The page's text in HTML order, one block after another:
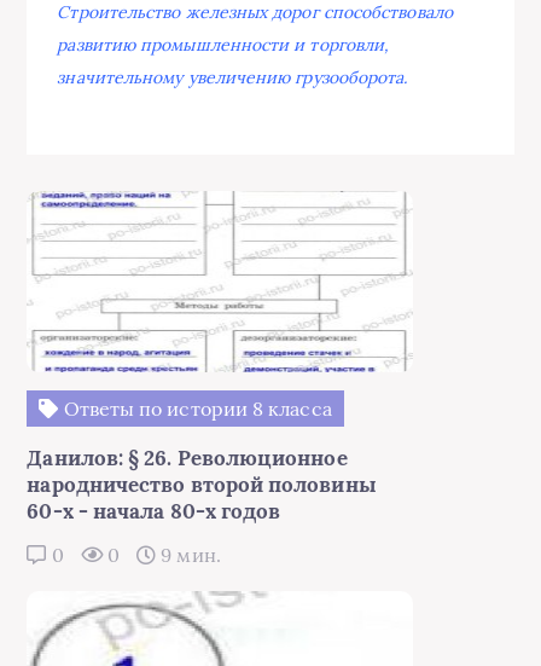
Строительство железных дорог способствовало
развитию промышленности и торговли,
значительному увеличению грузооборота.
Ответы по истории 8 класса
Данилов: § 26. Революционное
народничество второй половины
60-х - начала 80-х годов
0 0 9 мин.